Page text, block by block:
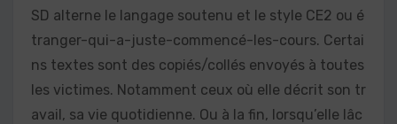
SD alterne le langage soutenu et le style CE2 ou é
tranger-qui-a-juste-commencé-les-cours. Certai
ns textes sont des copiés/collés envoyés à toutes
les victimes. Notamment ceux où elle décrit son tr
avail, sa vie quotidienne. Ou à la fin, lorsqu’elle lâc